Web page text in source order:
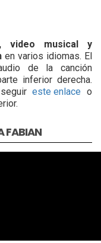
, video musical y
en varios idiomas. El
de la canción
inferior derecha.
seguireste enlace o
FABIAN